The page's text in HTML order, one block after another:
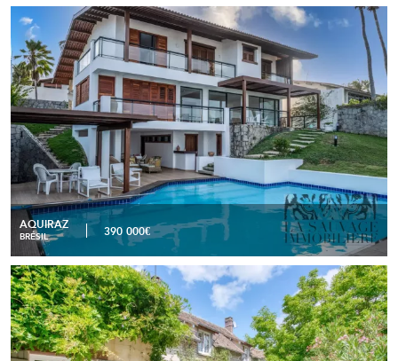
AQUIRAZ
BRÉSIL 390 000€
Villa d’architecte avec piscine et vue mer panoramique –
Prainha, Aquiraz
READ MORE
Ancienne ferme du XIXe siècle métamorphosée en
demeure d’exception avec annexes et espace bien-être -
Chambray
READ MORE